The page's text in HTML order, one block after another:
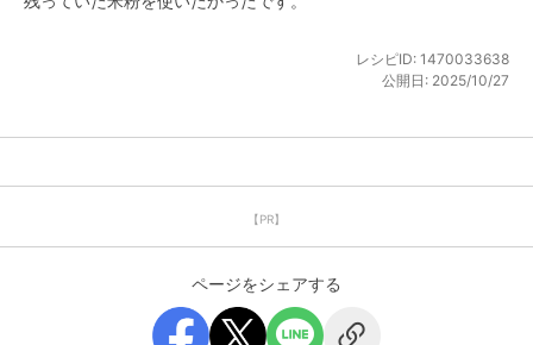
レシピID: 1470033638
公開日: 2025/10/27
【PR】
ページをシェアする